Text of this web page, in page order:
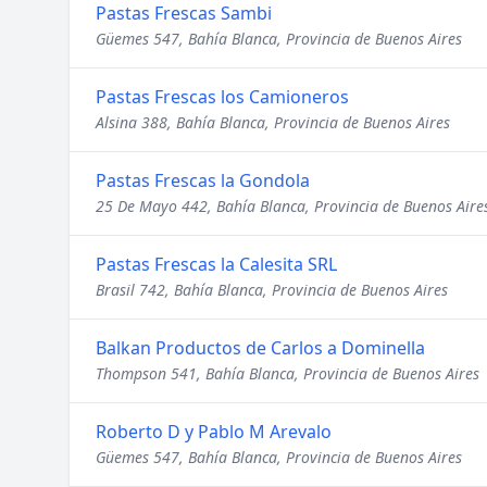
Pastas Frescas Sambi
Güemes 547, Bahía Blanca, Provincia de Buenos Aires
Pastas Frescas los Camioneros
Alsina 388, Bahía Blanca, Provincia de Buenos Aires
Pastas Frescas la Gondola
25 De Mayo 442, Bahía Blanca, Provincia de Buenos
Pastas Frescas la Calesita SRL
Brasil 742, Bahía Blanca, Provincia de Buenos Aires
Balkan Productos de Carlos a Dominella
Thompson 541, Bahía Blanca, Provincia de Buenos Aires
Roberto D y Pablo M Arevalo
Güemes 547, Bahía Blanca, Provincia de Buenos Aires